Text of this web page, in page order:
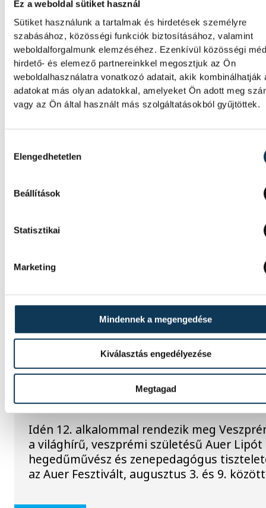
Ez a weboldal sütiket használ
Sütiket használunk a tartalmak és hirdetések személyre
szabásához, közösségi funkciók biztosításához, valamint
weboldalforgalmunk elemzéséhez. Ezenkívül közösségi
hirdető- és elemező partnereinkkel megosztjuk az Ön
weboldalhasználatra vonatkozó adatait, akik kombinálhatják
adatokat más olyan adatokkal, amelyeket Ön adott meg
vagy az Ön által használt más szolgáltatásokból gyűjtöttek.
Elengedhetetlen
Beállítások
Statisztikai
Marketing
Mindennek a megengedése
Kiválasztás engedélyezése
Megtagad
KULTÚRA
Balaton Filmpikniken
készül a Veszprém-Balaton Filmpiknik,
Veszprémben és Balatonfüreden.
KULTÚRA
Ezen a héten a komolyzene
fővárosa Veszprém
Idén 12. alkalommal rendezik meg
a világhírű, veszprémi születésű Auer Lipót
hegedűművész és zenepedagógus
az Auer Fesztivált, augusztus 3. és 9.